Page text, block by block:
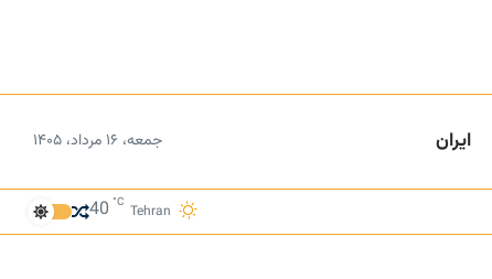
ایران جمعه، ۱۶ مرداد، ۱۴۰۵
Tehran
40 °C